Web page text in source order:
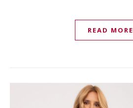
READ MORE